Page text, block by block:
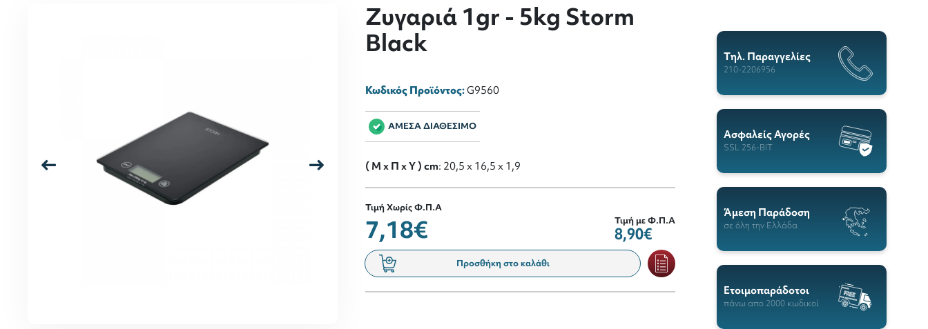
Ζυγαριά 1gr - 5kg Storm
Black
Κωδικός Προϊόντος:G9560
ΑΜΕΣΑ ΔΙΑΘΕΣΙΜΟ
( M x Π x Y ) cm: 20,5 x 16,5 x 1,9
Τιμή Χωρίς Φ.Π.Α
7,18€ Τιμή με Φ.Π.Α
8,90€
Προσθήκη στο καλάθι
Tηλ. Παραγγελίες
210-2206956
Ασφαλείς Αγορές
SSL 256-BIT
Άμεση Παράδοση
σε όλη την Ελλάδα
Ετοιμοπαράδοτοι
πάνω απο 2000 κωδικοί